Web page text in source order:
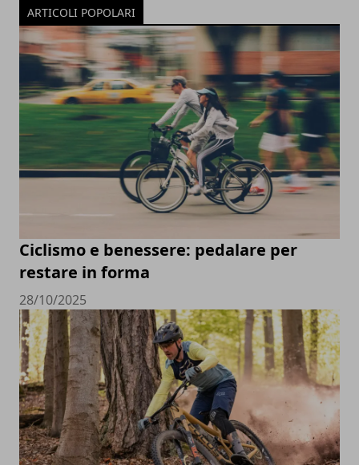
ARTICOLI POPOLARI
Ciclismo e benessere: pedalare per
restare in forma
28/10/2025